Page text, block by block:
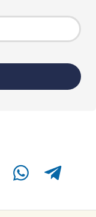
Compartir en Whatsapp Compartir en Telegram